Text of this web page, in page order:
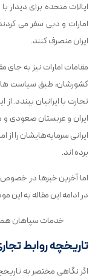
ایالات متحده برای دیدار
امارات و دبی سفر می
ایران منصرف کنند.
مقامات امارات نیز به جای
کشورشان، طبق سیاست های
تجارت با ایرانیان ببندد.
ایران و عربستان صعودی و
ایرانی سرمایه‌هایشان را
برده اند.
اما آخرین خبرها در خصوص
در ادامه این مقاله به این
خدمات سپاهان
تاریخچه روابط
اگر نگاهی مختصر به